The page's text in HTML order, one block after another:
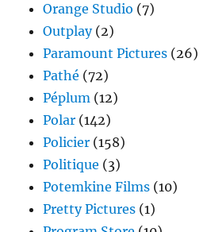
Orange Studio (7)
Outplay(2)
Paramount Pictures (26)
Pathé (72)
Péplum (12)
Polar (142)
Policier (158)
Politique (3)
Potemkine Films (10)
Pretty Pictures (1)